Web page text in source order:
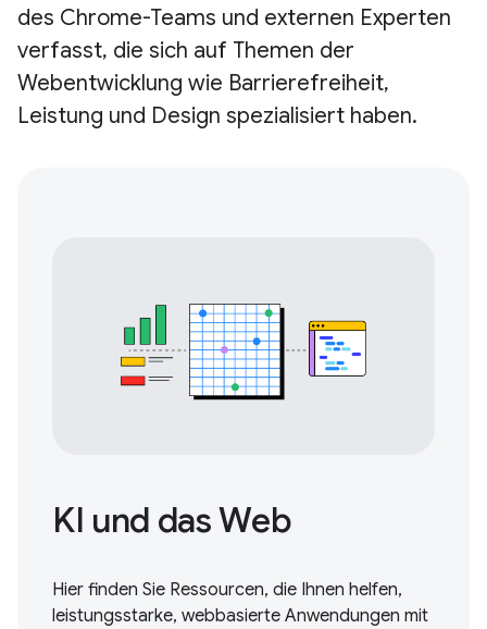
des Chrome-Teams und externen Experten
verfasst, die sich auf Themen der
Webentwicklung wie Barrierefreiheit,
Leistung und Design spezialisiert haben.
KI und das Web
Hier finden Sie Ressourcen, die Ihnen helfen,
leistungsstarke, webbasierte Anwendungen mit